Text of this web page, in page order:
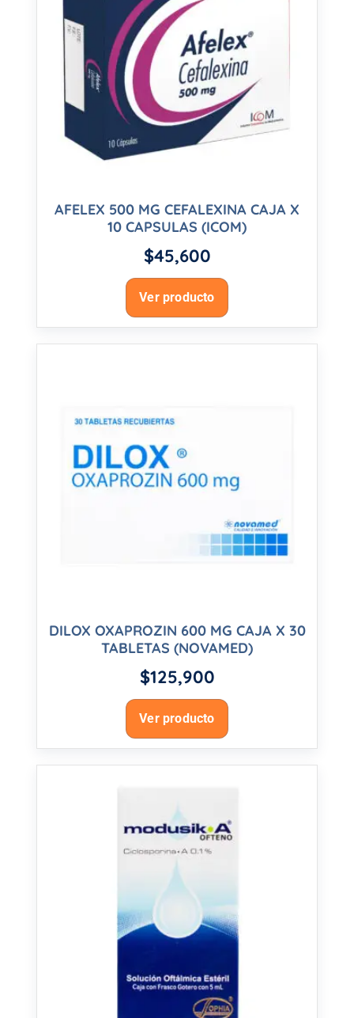
AFELEX 500 MG CEFALEXINA CAJA X
10 CAPSULAS (ICOM)
$45,600
Ver producto
DILOX OXAPROZIN 600 MG CAJA X 30
TABLETAS (NOVAMED)
$125,900
Ver producto